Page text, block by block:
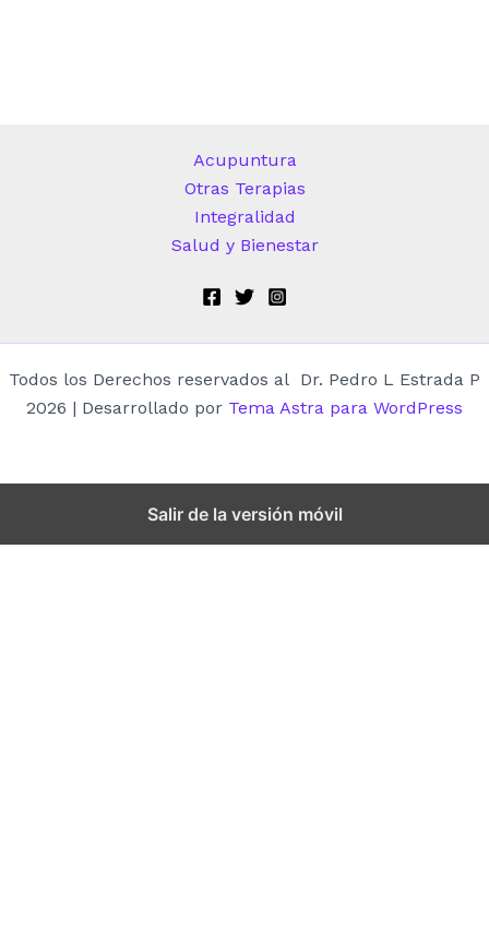
Acupuntura
Otras Terapias
Integralidad
Salud y Bienestar
Todos los Derechos reservados al Dr. Pedro L Estrada P
2026 | Desarrollado por Tema Astra para WordPress
Salir de la versión móvil